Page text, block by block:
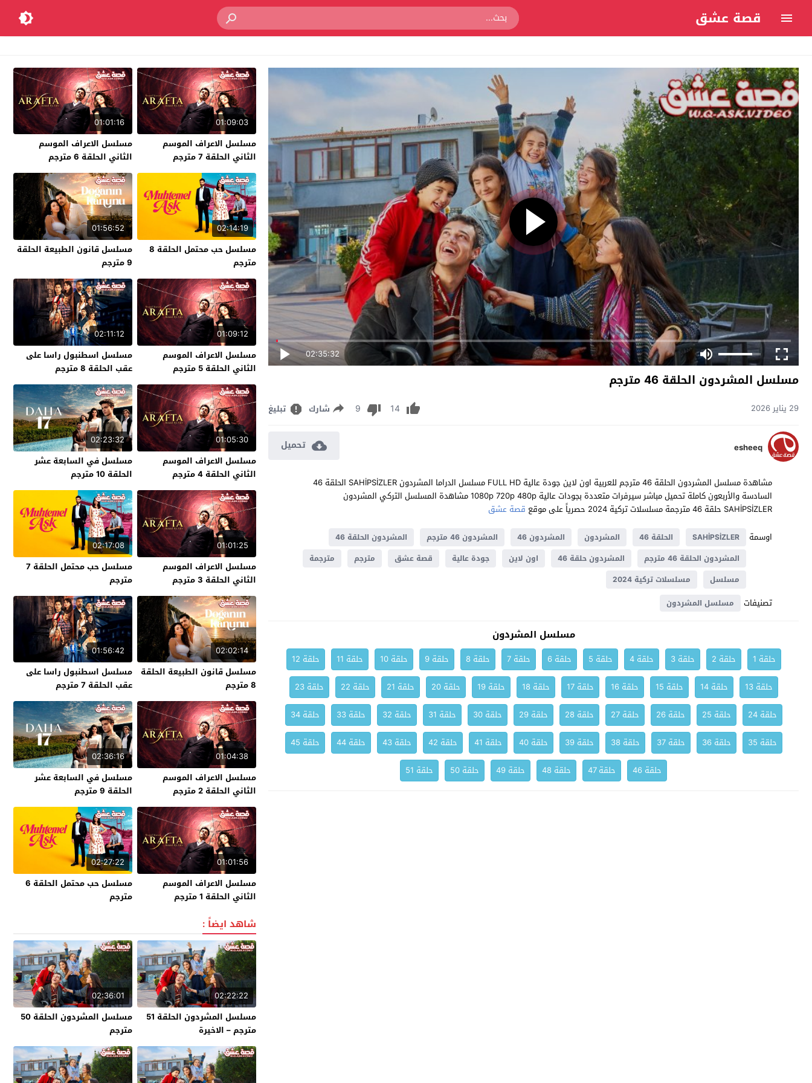
قصة عشق
02:35:32
مسلسل المشردون الحلقة 46 مترجم
29 يناير 2026 14
9 شارك تبليغ
esheeq تحميل
مشاهدة مسلسل المشردون الحلقة 46 مترجم للعربية اون لاين جودة عالية FULL HD مسلسل الدراما المشردون SAHİPSİZLER الحلقة 46
السادسة والأربعون كاملة تحميل مباشر سيرفرات متعددة بجودات عالية 1080p 720p 480p مشاهدة المسلسل التركي المشردون
SAHİPSİZLER حلقة 46 مترجمة مسلسلات تركية 2024 حصرياً على موقع
قصة عشق
اوسمة
SAHİPSİZLER الحلقة 46 المشردون المشردون 46 المشردون 46 مترجم
المشردون الحلقة 46
المشردون الحلقة 46 مترجم
المشردون حلقة 46 اون لاين جودة عالية قصة عشق مترجم
مترجمة
مسلسل
مسلسلات تركية 2024
تصنيفات مسلسل المشردون
مسلسل المشردون
حلقة 1 حلقة 2 حلقة 3 حلقة 4 حلقة 5 حلقة 6 حلقة 7 حلقة 8 حلقة 9 حلقة 10 حلقة 11
حلقة 12
حلقة 13
حلقة 14 حلقة 15 حلقة 16 حلقة 17 حلقة 18 حلقة 19 حلقة 20 حلقة 21 حلقة 22
حلقة 23
حلقة 24
حلقة 25 حلقة 26 حلقة 27 حلقة 28 حلقة 29 حلقة 30 حلقة 31 حلقة 32 حلقة 33
حلقة 34
حلقة 35
حلقة 36 حلقة 37 حلقة 38 حلقة 39 حلقة 40 حلقة 41 حلقة 42 حلقة 43 حلقة 44
حلقة 45
حلقة 46
حلقة 47 حلقة 48 حلقة 49 حلقة 50 حلقة 51
01:09:03
مسلسل الاعراف الموسم
الثاني الحلقة 7 مترجم
01:01:16
مسلسل الاعراف الموسم
الثاني الحلقة 6 مترجم
02:14:19
مسلسل حب محتمل الحلقة 8
مترجم
01:56:52
مسلسل قانون الطبيعة الحلقة
9 مترجم
01:09:12
مسلسل الاعراف الموسم
الثاني الحلقة 5 مترجم
02:11:12
مسلسل اسطنبول راسا على
عقب الحلقة 8 مترجم
01:05:30
مسلسل الاعراف الموسم
الثاني الحلقة 4 مترجم
02:23:32
مسلسل في السابعة عشر
الحلقة 10 مترجم
01:01:25
مسلسل الاعراف الموسم
الثاني الحلقة 3 مترجم
02:17:08
مسلسل حب محتمل الحلقة 7
مترجم
02:02:14
مسلسل قانون الطبيعة الحلقة
8 مترجم
01:56:42
مسلسل اسطنبول راسا على
عقب الحلقة 7 مترجم
01:04:38
مسلسل الاعراف الموسم
الثاني الحلقة 2 مترجم
02:36:16
مسلسل في السابعة عشر
الحلقة 9 مترجم
01:01:56
مسلسل الاعراف الموسم
الثاني الحلقة 1 مترجم
02:27:22
مسلسل حب محتمل الحلقة 6
مترجم
شاهد ايضاً :
02:22:22
مسلسل المشردون الحلقة 51
مترجم – الاخيرة
02:36:01
مسلسل المشردون الحلقة 50
مترجم